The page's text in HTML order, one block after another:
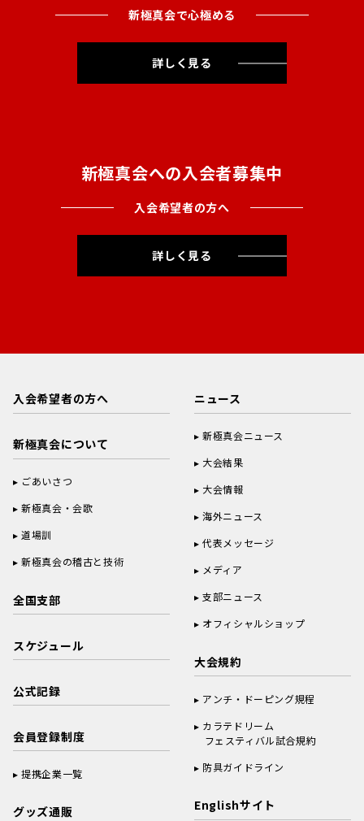
新極真会で心極める
詳しく見る
新極真会への入会者募集中
入会希望者の方へ
詳しく見る
入会希望者の方へ
新極真会について
ごあいさつ
新極真会・会歌
道場訓
新極真会の稽古と技術
全国支部
スケジュール
公式記録
会員登録制度
提携企業一覧
グッズ通販
ニュース
新極真会ニュース
大会結果
大会情報
海外ニュース
代表メッセージ
メディア
支部ニュース
オフィシャルショップ
大会規約
アンチ・ドーピング規程
カラテドリーム
フェスティバル試合規約
防具ガイドライン
Englishサイト